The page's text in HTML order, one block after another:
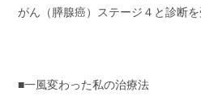
がん（膵腺癌）ステージ４と診断を
■一風変わった私の治療法